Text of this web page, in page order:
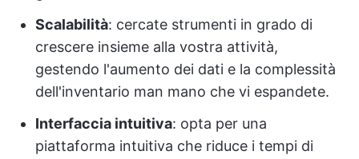
Scalabilità: cercate strumenti in grado di
crescere insieme alla vostra attività,
gestendo l'aumento dei dati e la complessità
dell'inventario man mano che vi espandete.
Interfaccia intuitiva: opta per una
piattaforma intuitiva che riduce i tempi di